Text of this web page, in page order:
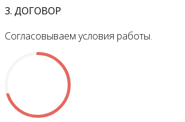
3. ДОГОВОР
Согласовываем условия работы.